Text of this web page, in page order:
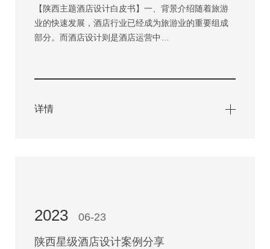
【陕西主题酒店设计白皮书】一、背景介绍随着旅游
业的快速发展，酒店行业已经成为旅游业的重要组成
部分。而酒店设计则是酒店运营中…
详情
2023 06-23
陕西星级酒店设计案例分享